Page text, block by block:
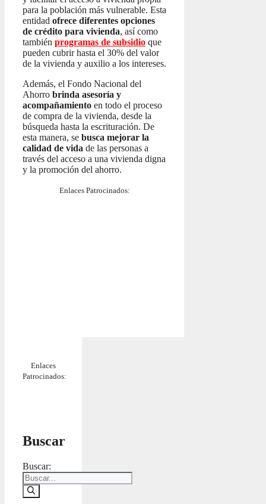
para la población más vulnerable. Esta
entidad ofrece diferentes opciones
de crédito para vivienda, así como
también programas de subsidio que
pueden cubrir hasta el 30% del valor
de la vivienda y auxilio a los intereses.
Además, el Fondo Nacional del
Ahorro brinda asesoría y
acompañamiento en todo el proceso
de compra de la vivienda, desde la
búsqueda hasta la escrituración. De
esta manera, se busca mejorar la
calidad de vida de las personas a
través del acceso a una vivienda digna
y la promoción del ahorro.
Enlaces Patrocinados:
Enlaces
Patrocinados:
Buscar
Buscar: